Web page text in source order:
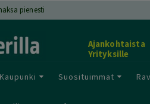
pienesti
Ajankohtaista
Yrityksille
Suosituimmat